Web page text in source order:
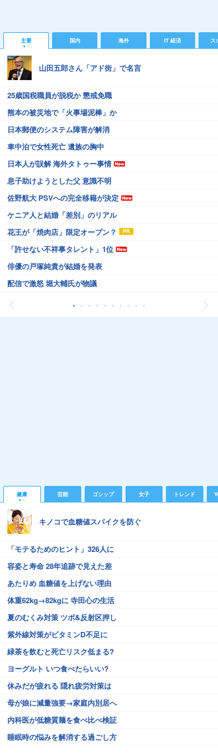
主要 国内 海外 IT 経済 ス
山田五郎さん「アド街」で名言
25歳国税職員が脱税か 懲戒免職
熊本の被災地で「火事場泥棒」か
日本郵便のシステム障害が解消
車中泊で女性死亡 遺族の胸中
日本人が誤解 海外タトゥー事情
息子助けようとした父 意識不明
佐野航大 PSVへの完全移籍が決定
ケニア人と結婚「差別」のリアル
花王が「焼肉店」限定オープン？
「許せない不祥事タレント」1位
俳優の戸塚純貴が結婚を発表
配信で激怒 堀大輔氏が物議
健康 芸能 ゴシップ 女子 トレンド
キノコで血糖値スパイクを防ぐ
「モテるためのヒント」326人に
容姿と寿命 28年追跡で見えた差
あたりめ 血糖値を上げない理由
体重62kg→82kgに 寺田心の生活
夏のむくみ対策 ツボ&反射区押し
紫外線対策がビタミンD不足に
緑茶を飲むと死亡リスク低まる?
ヨーグルト いつ食べたらいい?
休みだが疲れる 隠れ疲労対策は
母が娘に減量強要→家庭内別居へ
内科医が低糖質麺を食べ比べ検証
睡眠時の悩みを解消する過ごし方